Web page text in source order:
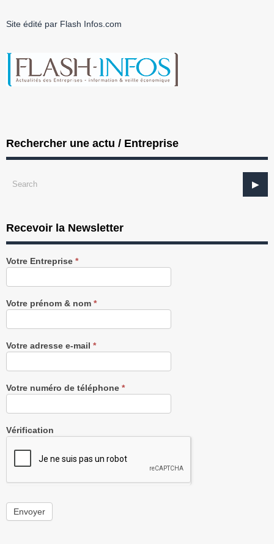
Site édité par Flash Infos.com
Rechercher une actu / Entreprise
Recevoir la Newsletter
Recevez
notre
gratuitement
Votre Entreprise *
Votre prénom & nom *
Votre adresse e-mail *
Votre numéro de téléphone *
Vérification
Envoyer